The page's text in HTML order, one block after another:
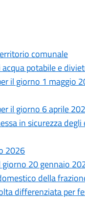
comunale
potabile e
il giorno 1 maggio
il giorno 6 aprile
in sicurezza
2026
20 gennaio
della
differenziata per